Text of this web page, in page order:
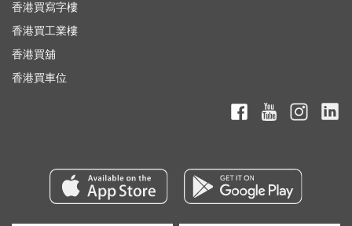
香港買寫字樓
香港買工業樓
香港買舖
香港買車位